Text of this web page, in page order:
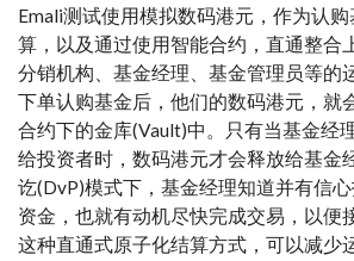
Emali测试使用模拟数码港元，作为认
算，以及通过使用智能合约，直通整合
分销机构、基金经理、基金管理员等的
下单认购基金后，他们的数码港元，就
合约下的金库(Vault)中。只有当基金经
给投资者时，数码港元才会释放给基金
讫(DvP)模式下，基金经理知道并有信
资金，也就有动机尽快完成交易，以便
这种直通式原子化结算方式，可以减少